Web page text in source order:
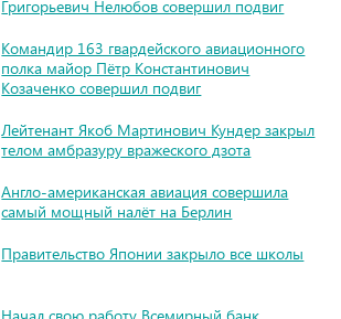
Григорьевич Нелюбов совершил подвиг
Командир 163 гвардейского авиационного
полка майор Пётр Константинович
Козаченко совершил подвиг
Лейтенант Якоб Мартинович Кундер закрыл
телом амбразуру вражеского дзота
Англо-американская авиация совершила
самый мощный налёт на Берлин
Правительство Японии закрыло все школы